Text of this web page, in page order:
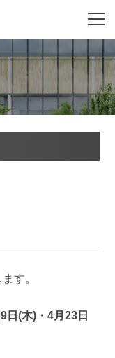
す。
日(木)・4月23日